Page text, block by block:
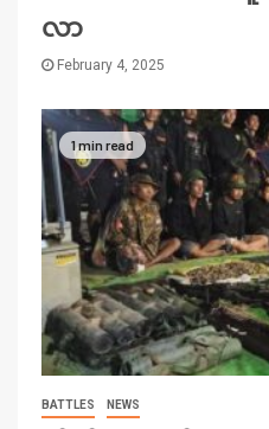
လာ
February 4, 2025
1 min read
BATTLES NEWS